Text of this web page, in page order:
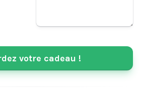
votre cadeau !